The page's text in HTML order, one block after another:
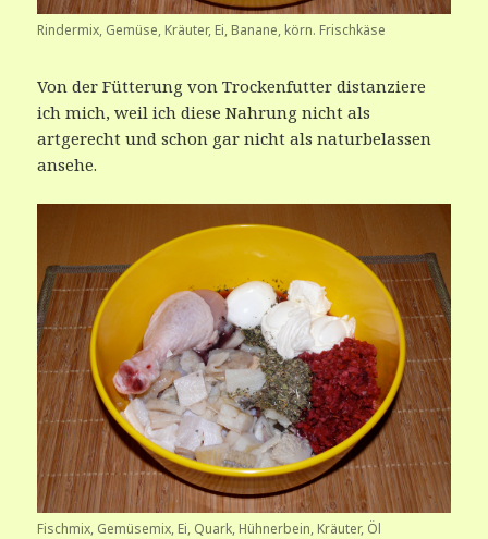
Rindermix, Gemüse, Kräuter, Ei, Banane, körn. Frischkäse
Von der Fütterung von Trockenfutter distanziere
ich mich, weil ich diese Nahrung nicht als
artgerecht und schon gar nicht als naturbelassen
ansehe.
Fischmix, Gemüsemix, Ei, Quark, Hühnerbein, Kräuter, Öl